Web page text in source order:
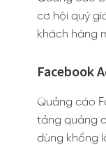
cơ hội quý
khách hàng
Facebook
Quảng cáo
tảng quảng
dùng khổng